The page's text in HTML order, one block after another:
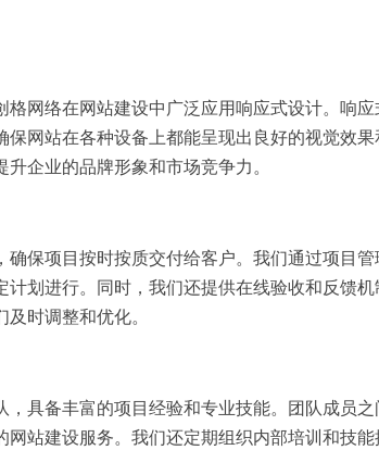
网络在网站建设中广泛应用响应式设计。响
网站在各种设备上都能呈现出良好的视觉效
企业的品牌形象和市场竞争力。
保项目按时按质交付给客户。我们通过项目
划进行。同时，我们还提供在线验收和反馈
时调整和优化。
具备丰富的项目经验和专业技能。团队成员之
站建设服务。我们还定期组织内部培训和技